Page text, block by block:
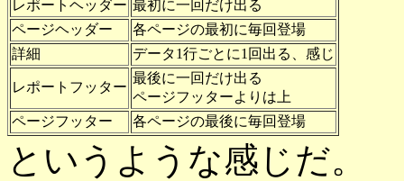
レポートヘッダー 最初に一回だけ出る
ページヘッダー
各ページの最初に毎回登場
詳細
データ1行ごとに1回出る、感じ
レポートフッター
最後に一回だけ出る
ページフッターよりは上
ページフッター
各ページの最後に毎回登場
というような感じだ。